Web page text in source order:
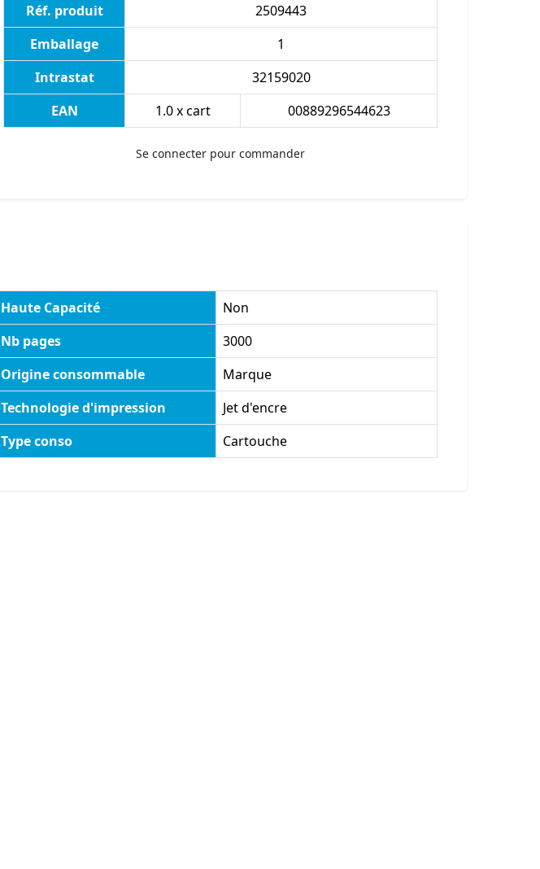
Réf. produit
2509443
Emballage
1
Intrastat
32159020
EAN
1.0 x cart 00889296544623
Se connecter pour commander
Haute Capacité
Non
Nb pages
3000
Origine consommable
Marque
Technologie d'impression
Jet d'encre
Type conso Cartouche